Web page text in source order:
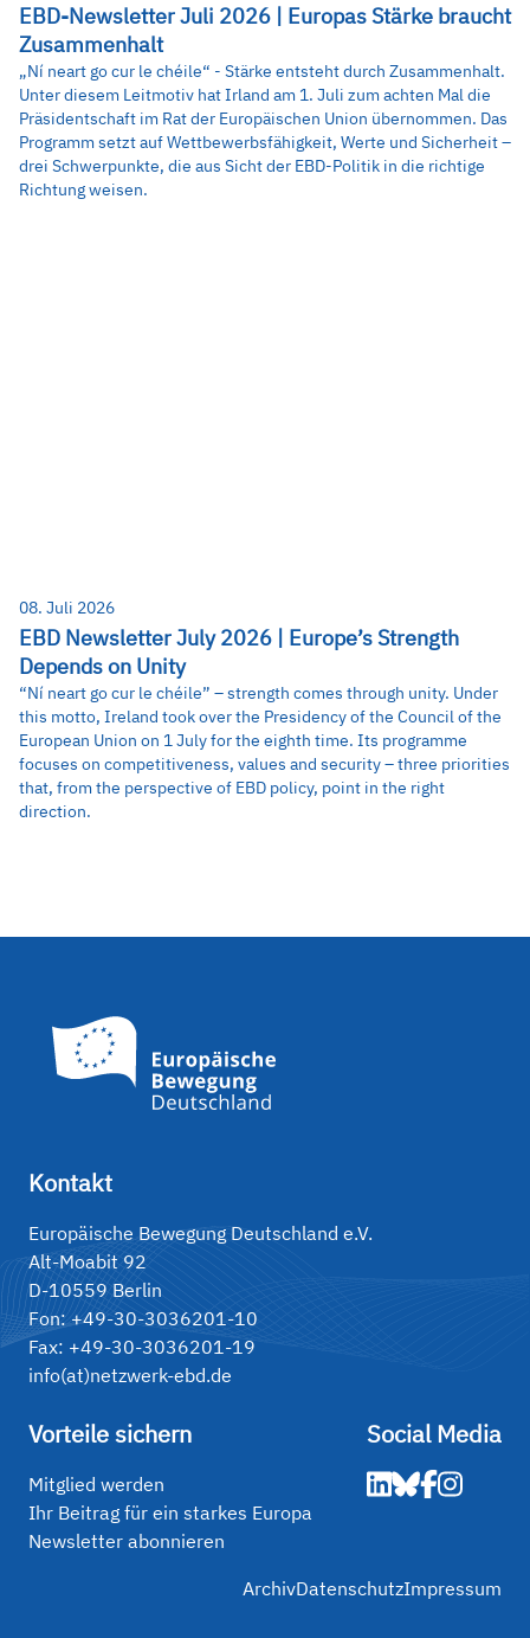
EBD-Newsletter Juli 2026 | Europas Stärke braucht
Zusammenhalt
„Ní neart go cur le chéile“ - Stärke entsteht durch Zusammenhalt.
Unter diesem Leitmotiv hat Irland am 1. Juli zum achten Mal die
Präsidentschaft im Rat der Europäischen Union übernommen. Das
Programm setzt auf Wettbewerbsfähigkeit, Werte und Sicherheit –
drei Schwerpunkte, die aus Sicht der EBD-Politik in die richtige
Richtung weisen.
08. Juli 2026
EBD Newsletter July 2026 | Europe’s Strength
Depends on Unity
“Ní neart go cur le chéile” – strength comes through unity. Under
this motto, Ireland took over the Presidency of the Council of the
European Union on 1 July for the eighth time. Its programme
focuses on competitiveness, values and security – three priorities
that, from the perspective of EBD policy, point in the right
direction.
Kontakt
Europäische Bewegung Deutschland e.V.
Alt-Moabit 92
D-10559 Berlin
Fon: +49-30-3036201-10
Fax: +49-30-3036201-19
info(at)netzwerk-ebd.de
Vorteile sichern
Mitglied werden
Ihr Beitrag für ein starkes Europa
Newsletter abonnieren
Social Media
ArchivDatenschutzImpressum